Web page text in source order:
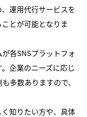
運用代行サービスを
とが可能となりま
各SNSプラットフォ
企業のニーズに応じ
多数ありますので、
知りたい方や、具体